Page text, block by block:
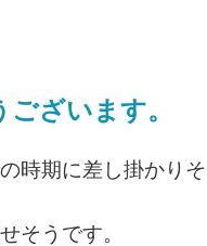
ざいます。
時期に差し掛かりそ
そうです。